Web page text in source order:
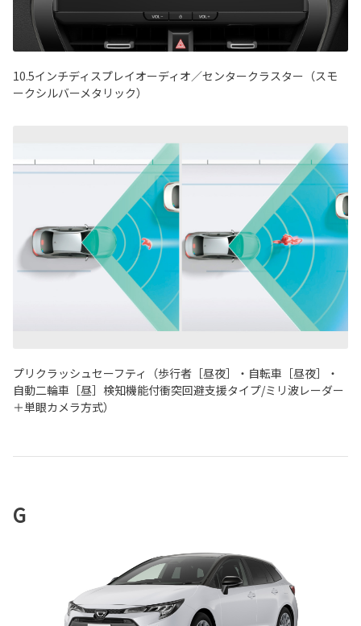
10.5インチディスプレイオーディオ／センタークラスター（スモ
ークシルバーメタリック）
プリクラッシュセーフティ（歩行者［昼夜］・自転車［昼夜］・
自動二輪車［昼］検知機能付衝突回避支援タイプ/ミリ波レーダー
＋単眼カメラ方式）
G